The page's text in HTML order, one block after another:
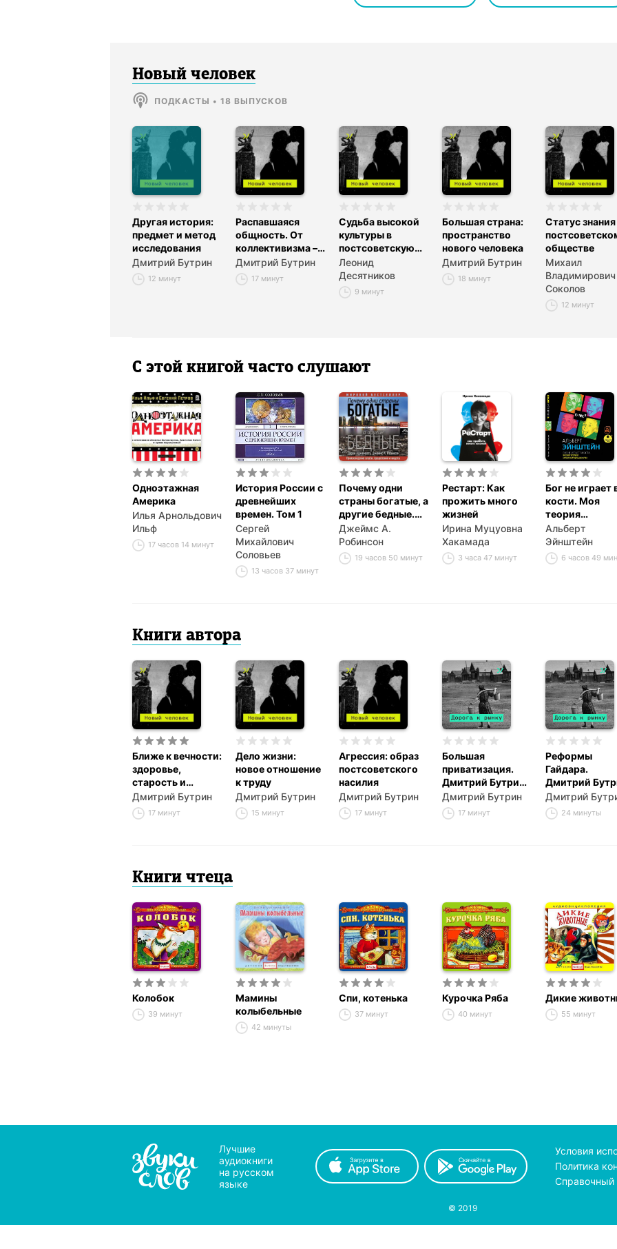
Новый человек
ПОДКАСТЫ • 18 ВЫПУСКОВ
Другая история:
предмет и метод
исследования
Дмитрий Бутрин
12 минут
Распавшаяся
общность. От
коллективизма – к
солидарности
Дмитрий Бутрин
17 минут
Судьба высокой
культуры в
постсоветскую
эпоху
Леонид
Десятников
9 минут
Большая страна:
пространство
нового человека
Дмитрий Бутрин
18 минут
Статус знания
обществе
Михаил
Владимирович
Соколов
12 минут
С этой книгой часто слушают
Одноэтажная
Америка
Илья Арнольдович
Ильф
17 часов 14 минут
История России с
древнейших
времен. Том 1
Сергей
Михайлович
Соловьев
13 часов 37 минут
Почему одни
страны богатые, а
другие бедные.
Происхождение
власти,
процветания и
нищеты
Джеймс А.
Робинсон
19 часов 50 минут
Рестарт: Как
прожить много
жизней
Ирина Муцуовна
Хакамада
3 часа 47 минут
Бог не играет
кости. Моя
теория
Альберт
Эйнштейн
6 часов 49
Книги автора
Ближе к вечности:
здоровье,
старость и
смерть
Дмитрий Бутрин
17 минут
Дело жизни:
новое отношение
к труду
Дмитрий Бутрин
15 минут
Агрессия: образ
постсоветского
насилия
Дмитрий Бутрин
17 минут
Большая
приватизация.
Дмитрий Бутрин –
о политэкономии
самой большой
распродаже в
Дмитрий Бутрин
17 минут
Реформы
Гайдара.
Дмитрий
о том, что в
было и чего в
не было
Дмитрий
24 минуты
Книги чтеца
Колобок
39 минут
Мамины
колыбельные
42 минуты
Спи, котенька
37 минут
Курочка Ряба
40 минут
Дикие
55 минут
Лучшие
аудиокниги
на русском
языке
Условия
Политика
Справочный
© 2019